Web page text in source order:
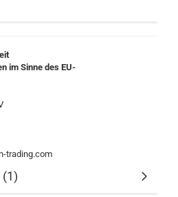
im Sinne des EU-
trading.com